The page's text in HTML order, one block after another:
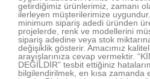
getirdiğimiz ürünlerimiz, zamanı
ilerleyen müşterilerimize
minimum sipariş adedi üründen
projelerde, renk ve modellerini
sipariş adedine veya stok
değişiklik gösterir. Amacımız
arayışlarınıza cevap vermektir.
DEĞİLDİR” tesbit ettiğiniz
bilgilendirilmek, en kısa zamanda